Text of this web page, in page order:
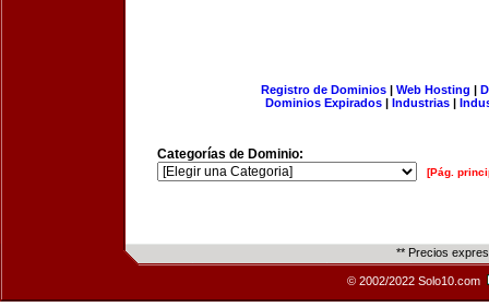
Registro de Dominios| Web Hosting |
Dominios Expirados | Industrias |
Categorías de Dominio:
[Pág.
** Precios
© 2002/2022 Solo10.com